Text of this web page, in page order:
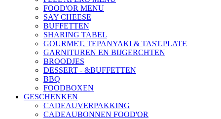
FOOD'OR MENU
SAY CHEESE
BUFFETTEN
SHARING TABEL
GOURMET, TEPANYAKI & TAST.PLATE
GARNITUREN EN BIJGERCHTEN
BROODJES
DESSERT - &BUFFETTEN
BBQ
FOODBOXEN
GESCHENKEN
CADEAUVERPAKKING
CADEAUBONNEN FOOD'OR